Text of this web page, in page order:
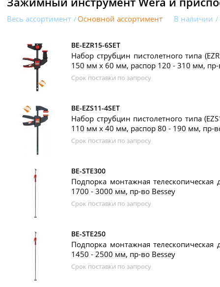
Весь ассортимент Основной ассортимент В наличии
BE-EZR15-6SET
Набор струбцин пистолетного типа
150 мм x 60 мм, распор 120 - 310 мм, пр-
Срок поставки по запросу
BE-EZS11-4SET
Набор струбцин пистолетного типа
110 мм x 40 мм, распор 80 - 190 мм, пр-
Срок поставки по запросу
BE-STE300
Подпорка монтажная телескопическая
1700 - 3000 мм, пр-во Bessey
Срок поставки по запросу
BE-STE250
Подпорка монтажная телескопическая
1450 - 2500 мм, пр-во Bessey
Срок поставки по запросу